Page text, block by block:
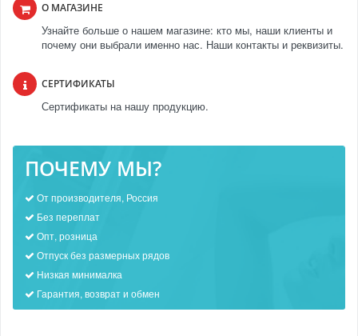
О МАГАЗИНЕ
Узнайте больше о нашем магазине: кто мы, наши клиенты и
почему они выбрали именно нас. Наши контакты и реквизиты.
СЕРТИФИКАТЫ
Сертификаты на нашу продукцию.
ПОЧЕМУ МЫ?
От производителя, Россия
Без переплат
Опт, розница
Отпуск без размерных рядов
Низкая минималка
Гарантия, возврат и обмен